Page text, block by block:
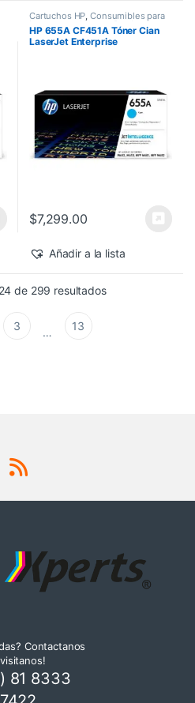
Cartuchos HP,Consumibles para
Impresoras,Nuevos Productos
Sobre Pedido,Toner Original
HP 655A CF451A Tóner Cian
LaserJet Enterprise
$7,299.00
Añadir a la lista
de 299 resultadosSorted by latest
3 … 13
Contactanos
81 8333